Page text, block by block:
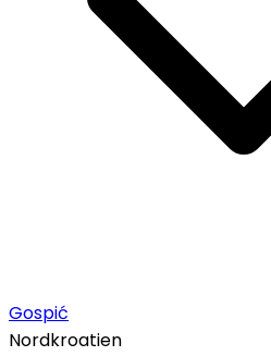
Gospić
Nordkroatien